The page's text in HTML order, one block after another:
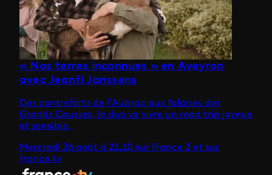
« Nos terres inconnues » en Aveyron
avec Jeanfi Janssens
Des contreforts de l’Aubrac aux falaises des
Grands Causses, le duo va vivre un road trip joyeux
et sensible.
Mercredi 26 août à 21.10 sur France 3 et sur
france.tv